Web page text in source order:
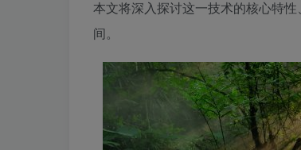
本文将深入探讨这一技术的核心特
间。